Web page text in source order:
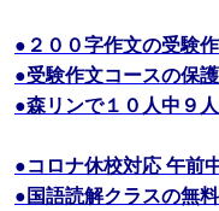
●２００字作文の受験
●受験作文コースの保
●森リンで１０人中９
●コロナ休校対応 午前
●国語読解クラスの無